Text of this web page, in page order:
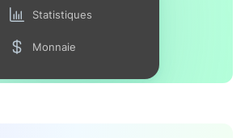
Statistiques
Monnaie